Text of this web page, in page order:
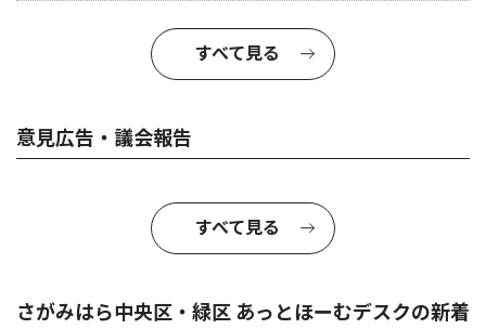
すべて見る
意見広告・議会報告
すべて見る
さがみはら中央区・緑区 あっとほーむデスクの新着